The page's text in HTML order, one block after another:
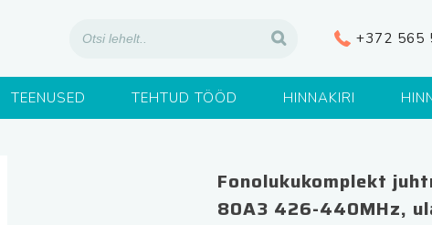
+372 565
TEENUSED TEHTUD TÖÖD HINNAKIRI
Fonolukukomplekt
80A3 426-440MHz,